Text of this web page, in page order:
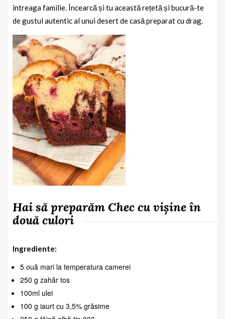
întreaga familie. Încearcă și tu această rețetă și bucură-te
de gustul autentic al unui desert de casă preparat cu drag.
Hai să preparăm Chec cu vișine în
două culori
Ingrediente:
5 ouă mari la temperatura camerei
250 g zahăr tos
100ml ulei
100 g iaurt cu 3,5% grăsime